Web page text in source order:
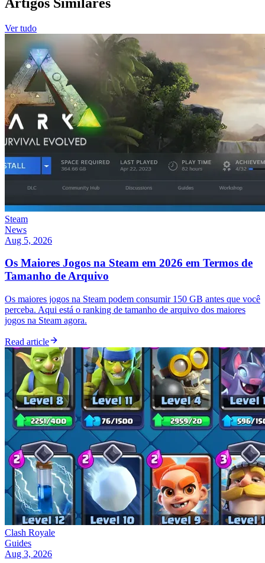
Ver tudo
Steam
News
Aug 5, 2026
Os Maiores Jogos na Steam em 2026 em Termos de
Tamanho de Arquivo
Os maiores jogos na Steam podem consumir 150 GB antes que você
perceba. Aqui está o ranking de tamanho de arquivo dos maiores
jogos na Steam agora.
Read article
Clash Royale
Guides
Aug 3, 2026